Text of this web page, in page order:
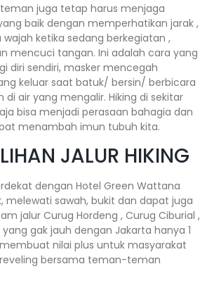
juga tetap harus menjaga
baik dengan memperhatikan jarak ,
ketika sedang berkegiatan ,
mencuci tangan. Ini adalah cara yang
diri sendiri, masker mencegah
keluar saat batuk/ bersin/ berbicara
air yang mengalir. Hiking di sekitar
bisa menjadi perasaan bahagia dan
menambah imun tubuh kita.
JALUR HIKING
dengan Hotel Green Wattana
melewati sawah, bukit dan dapat juga
jalur Curug Hordeng , Curug Ciburial ,
gak jauh dengan Jakarta hanya 1
nilai plus untuk masyarakat
bersama teman-teman